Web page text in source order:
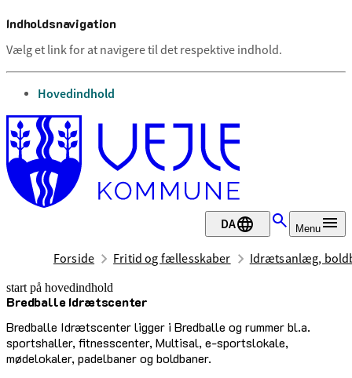
Indholdsnavigation
Vælg et link for at navigere til det respektive indhold.
gå til
Hovedindhold
DA Menu
Forside Fritid og fællesskaber Idrætsanlæg,
start på hovedindhold
Bredballe Idrætscenter
Bredballe Idrætscenter ligger i Bredballe og rummer bl.a.
sportshaller, fitnesscenter, Multisal, e-sportslokale,
mødelokaler, padelbaner og boldbaner.
senest opdateret 17. februar 2026